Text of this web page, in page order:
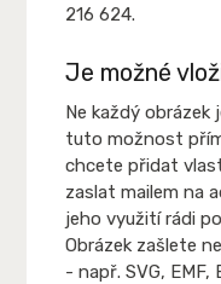
216 624.
Je možné
Ne každý obrázek
tuto možnost
chcete přidat
zaslat mailem na
jeho využití rádi
Obrázek zašlete
- např. SVG, EMF,